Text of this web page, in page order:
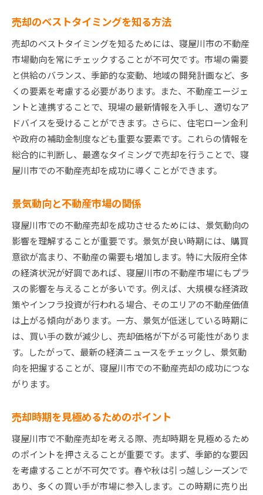
売却のベストタイミングを知る方法
売却のベストタイミングを知るためには、寝屋川市の不動産
市場動向を常にチェックすることが不可欠です。市場の需要
と供給のバランス、季節的な変動、地域の開発計画など、多
くの要素を考慮する必要があります。また、不動産エージェ
ントと連携することで、現場の最新情報を入手し、適切なア
ドバイスを受けることができます。さらに、住宅ローン金利
や政府の補助金制度なども重要な要素です。これらの情報を
総合的に判断し、最適なタイミングで売却を行うことで、寝
屋川市での不動産売却を成功に導くことができます。
景気動向と不動産市場の関係
寝屋川市での不動産売却を成功させるためには、景気動向の
影響を理解することが重要です。景気が良い時期には、購買
意欲が高まり、不動産の需要も増加します。特に大阪府全体
の経済状況が好調であれば、寝屋川市の不動産市場にもプラ
スの影響を与えることが多いです。例えば、大規模な経済政
策やインフラ投資が行われる場合、そのエリアの不動産価値
は上がる傾向があります。一方、景気が低迷している時期に
は、買い手の数が減少し、売却価格が下がる可能性がありま
す。したがって、最新の経済ニュースをチェックし、景気動
向を把握することが、寝屋川市での不動産売却の成功につな
がります。
売却時期を見極めるためのポイント
寝屋川市で不動産売却を考える際、売却時期を見極めるため
のポイントを押さえることが重要です。まず、季節的な要因
を考慮することが不可欠です。春や秋は引っ越しシーズンで
あり、多くの買い手が市場に参入します。この時期に売り出